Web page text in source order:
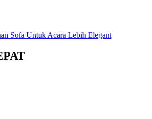
Sofa Untuk Acara Lebih Elegant